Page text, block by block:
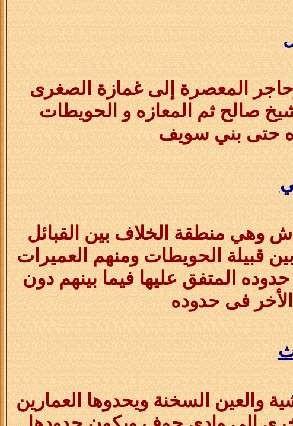
المعصرة إلى غمازة الصغرى
صالح ثم المعازه و الحويطات
حتى بني سويف
منطقة الخلاف بين القبائل
قبيلة الحويطات ومنهم العميرات
المتفق عليها فيما بينهم دون
فى حدوده
والعين السخنة ويحدوها العمارين